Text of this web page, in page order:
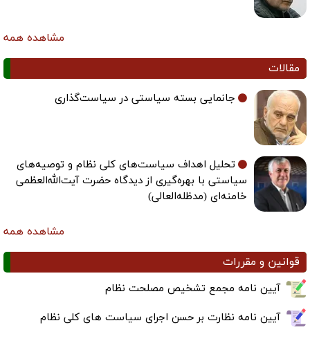
مشاهده همه
مقالات
جانمایی بسته سیاستی در سیاست‌گذاری
تحلیل اهداف سیاست‌های کلی نظام و توصیه‌های
سیاستی با بهره‌گیری از دیدگاه حضرت آیت‌الله‌العظمی
خامنه‌ای (مدظله‌العالی)
مشاهده همه
قوانین و مقررات
آیین نامه مجمع تشخیص مصلحت نظام
آیین نامه نظارت بر حسن اجرای سیاست های کلی نظام